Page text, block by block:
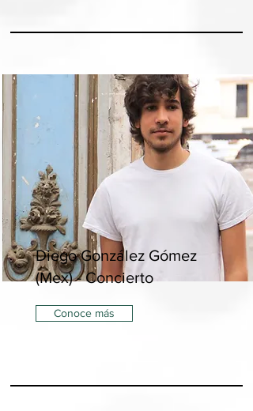
Diego González Gómez
(Mex) - Concierto
Conoce más